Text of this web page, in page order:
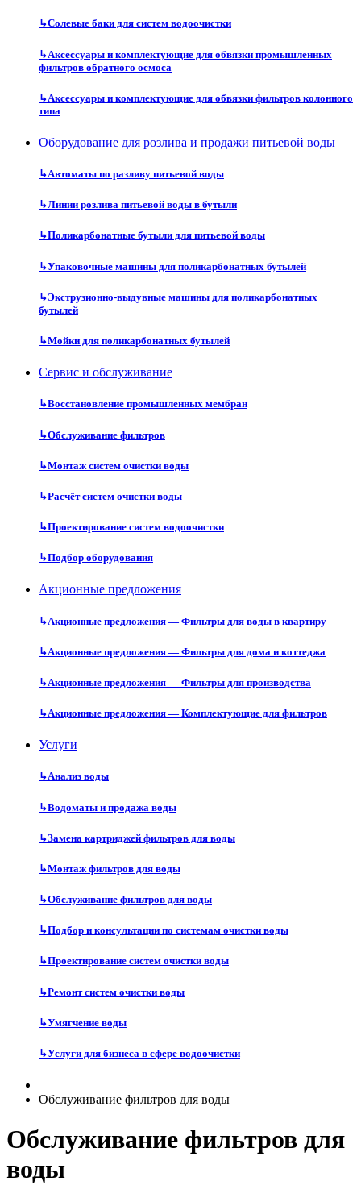
↳Солевые баки для систем водоочистки
↳Аксессуары и комплектующие для обвязки промышленных
фильтров обратного осмоса
↳Аксессуары и комплектующие для обвязки фильтров колонного
типа
Оборудование для розлива и продажи питьевой воды
↳Автоматы по разливу питьевой воды
↳Линии розлива питьевой воды в бутыли
↳Поликарбонатные бутыли для питьевой воды
↳Упаковочные машины для поликарбонатных бутылей
↳Экструзионно-выдувные машины для поликарбонатных
бутылей
↳Мойки для поликарбонатных бутылей
Сервис и обслуживание
↳Восстановление промышленных мембран
↳Обслуживание фильтров
↳Монтаж систем очистки воды
↳Расчёт систем очистки воды
↳Проектирование систем водоочистки
↳Подбор оборудования
Акционные предложения
↳Акционные предложения — Фильтры для воды в квартиру
↳Акционные предложения — Фильтры для дома и коттеджа
↳Акционные предложения — Фильтры для производства
↳Акционные предложения — Комплектующие для фильтров
Услуги
↳Анализ воды
↳Водоматы и продажа воды
↳Замена картриджей фильтров для воды
↳Монтаж фильтров для воды
↳Обслуживание фильтров для воды
↳Подбор и консультации по системам очистки воды
↳Проектирование систем очистки воды
↳Ремонт систем очистки воды
↳Умягчение воды
↳Услуги для бизнеса в сфере водоочистки
Обслуживание фильтров для воды
Обслуживание фильтров для
воды